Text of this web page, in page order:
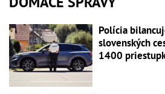
Polícia
slovenských
1400